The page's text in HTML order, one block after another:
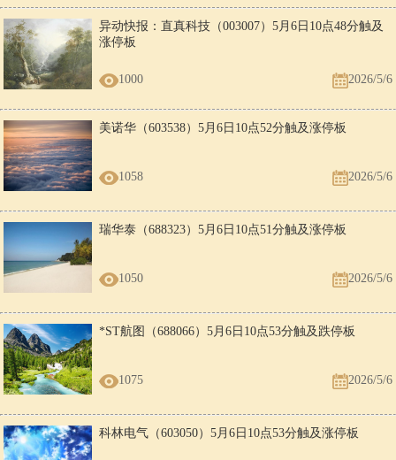
异动快报：直真科技（003007）5月6日10点48分触及
涨停板
1000 2026/5/6
美诺华（603538）5月6日10点52分触及涨停板
1058 2026/5/6
瑞华泰（688323）5月6日10点51分触及涨停板
1050 2026/5/6
*ST航图（688066）5月6日10点53分触及跌停板
1075 2026/5/6
科林电气（603050）5月6日10点53分触及涨停板